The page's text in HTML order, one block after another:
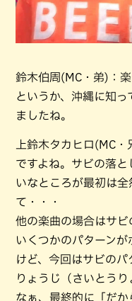
鈴木伯周(MC・弟)：
というか、沖縄に知
ましたね。
上鈴木タカヒロ(MC
ですよね。サビの落
いなところが最初は全
て・・・
他の楽曲の場合はサビ
いくつかのパターン
けど、今回はサビのパ
りょうじ（さいとう
なぁ、最終的に「だ